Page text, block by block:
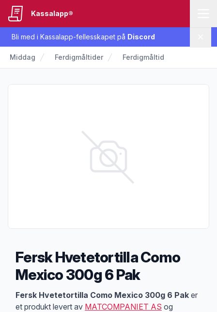
Bli med i Kassalapp-fellesskapet på Discord
Kassalapp®
Middag Ferdigmåltider Ferdigmåltid
Fersk Hvetetortilla Como
Mexico 300g 6 Pak
Produktbeskrivelse
Fersk Hvetetortilla Como Mexico 300g 6 Pak er
et produkt levert av MATCOMPANIET AS og